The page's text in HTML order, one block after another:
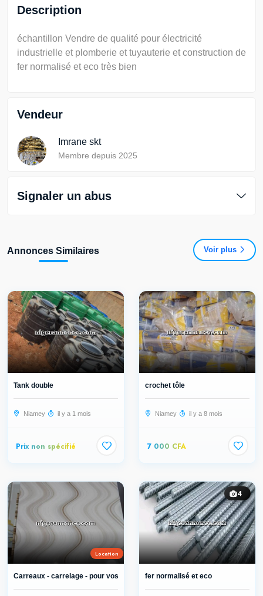
Description
échantillon Vendre de qualité pour électricité
industrielle et plomberie et tuyauterie et construction de
fer normalisé et eco très bien
Vendeur
Imrane skt
Membre depuis 2025
Signaler un abus
Annonces Similaires Voir plus
Tank double
Niamey il y a 1 mois
Prix non spécifié
crochet tôle
Niamey il y a 8 mois
7 000 CFA
Location
Carreaux - carrelage - pour vos mai...
4
fer normalisé et eco